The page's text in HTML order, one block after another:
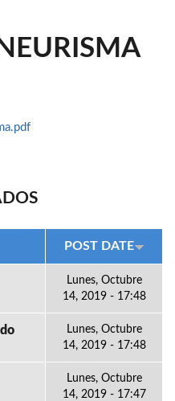
POST DATE
Lunes, Octubre
14, 2019 - 17:48
Lunes, Octubre
14, 2019 - 17:48
Lunes, Octubre
14, 2019 - 17:47